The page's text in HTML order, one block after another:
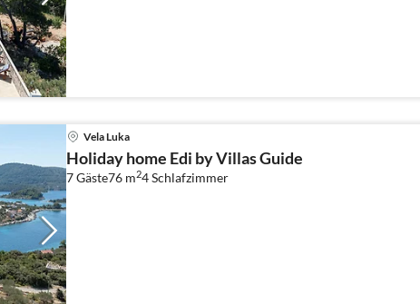
Vela Luka
Holiday home Edi by Villas Guide
7 Gäste76 m24Schlafzimmer